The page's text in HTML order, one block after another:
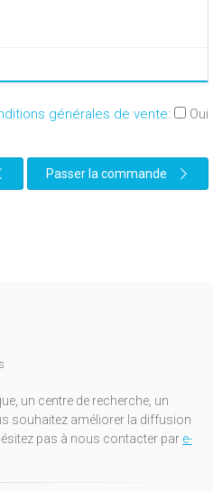
générales de vente: Oui
Passer la commande
un centre de recherche, un
souhaitez améliorer la diffusion
pas à nous contacter par e-